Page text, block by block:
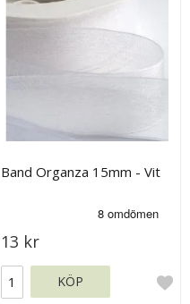
Band Organza 15mm - Vit
13 kr
KÖP